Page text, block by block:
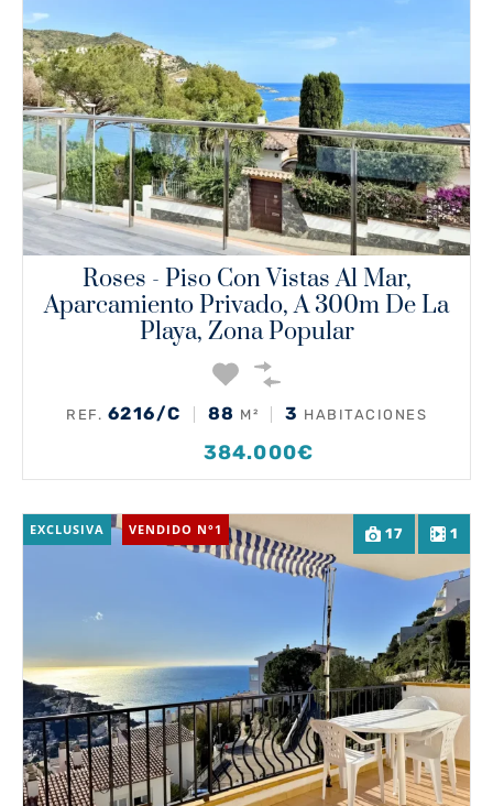
Roses - Piso Con Vistas Al Mar,
Aparcamiento Privado, A 300m De La
Playa, Zona Popular
REF. 6216/C 88 M² 3 HABITACIONES
384.000€
17 1
EXCLUSIVA VENDIDO N°1